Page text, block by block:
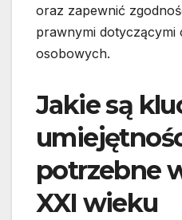
oraz zapewnić
prawnymi
osobowych.
Jakie są
potrzebne
XXI wieku